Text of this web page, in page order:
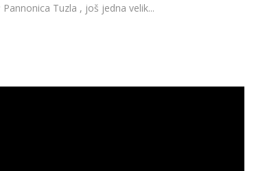
Pannonica Tuzla , još jedna velik...